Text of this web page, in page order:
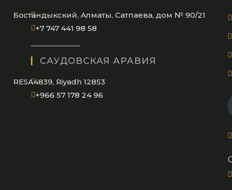
Бостандыкский, Алматы, Сатпаева, дом № 90/21
+7 747 441 98 58Opens
application
САУДОВСКАЯ АРАВИЯ
RESA4839, Riyadh 12853
+966 57 178 24 96Opens